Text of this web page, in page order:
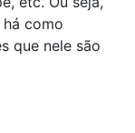
como
que nele são